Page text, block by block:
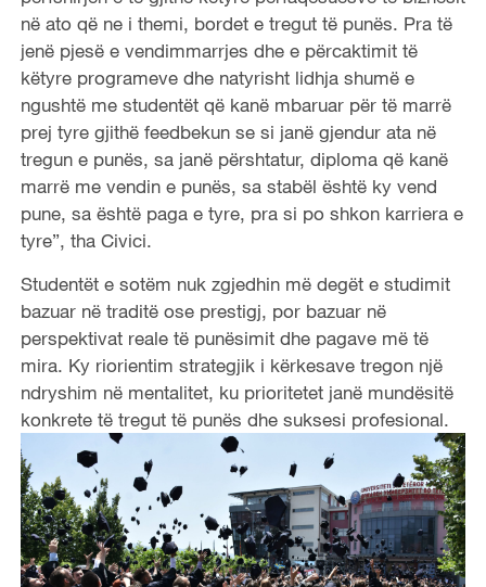
në ato që ne i themi, bordet e tregut të punës. Pra të
jenë pjesë e vendimmarrjes dhe e përcaktimit të
këtyre programeve dhe natyrisht lidhja shumë e
ngushtë me studentët që kanë mbaruar për të marrë
prej tyre gjithë feedbekun se si janë gjendur ata në
tregun e punës, sa janë përshtatur, diploma që kanë
marrë me vendin e punës, sa stabël është ky vend
pune, sa është paga e tyre, pra si po shkon karriera e
tyre”, tha Civici.
Studentët e sotëm nuk zgjedhin më degët e studimit
bazuar në traditë ose prestigj, por bazuar në
perspektivat reale të punësimit dhe pagave më të
mira. Ky riorientim strategjik i kërkesave tregon një
ndryshim në mentalitet, ku prioritetet janë mundësitë
konkrete të tregut të punës dhe suksesi profesional.